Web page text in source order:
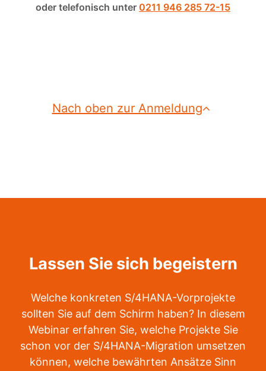
oder telefonisch unter 0211 946 285 72-15
Nach oben zur Anmeldung
Lassen Sie sich begeistern
Welche konkreten S/4HANA-Vorprojekte
sollten Sie auf dem Schirm haben? In diesem
Webinar erfahren Sie, welche Projekte Sie
schon vor der S/4HANA-Migration umsetzen
können, welche bewährten Ansätze Sinn